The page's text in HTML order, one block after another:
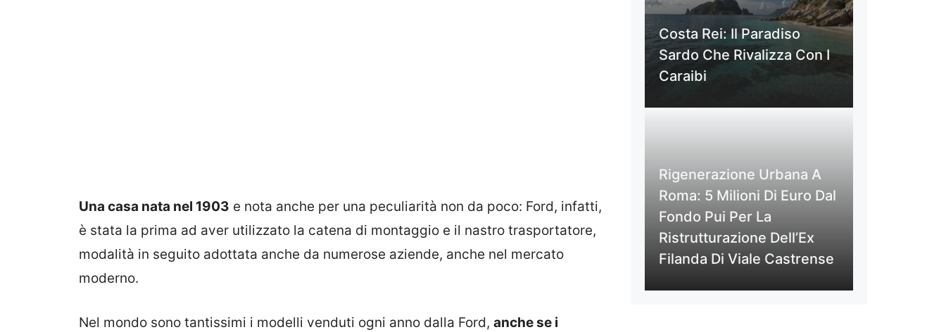
Una casa nata nel 1903 e nota anche per una peculiarità non da poco: Ford, infatti,
è stata la prima ad aver utilizzato la catena di montaggio e il nastro trasportatore,
modalità in seguito adottata anche da numerose aziende, anche nel mercato
moderno.
Nel mondo sono tantissimi i modelli venduti ogni anno dalla Ford, anche se i
Costa Rei: Il Paradiso
Sardo Che Rivalizza Con I
Caraibi
Rigenerazione Urbana A
Roma: 5 Milioni Di Euro Dal
Fondo Pui Per La
Ristrutturazione Dell’Ex
Filanda Di Viale Castrense